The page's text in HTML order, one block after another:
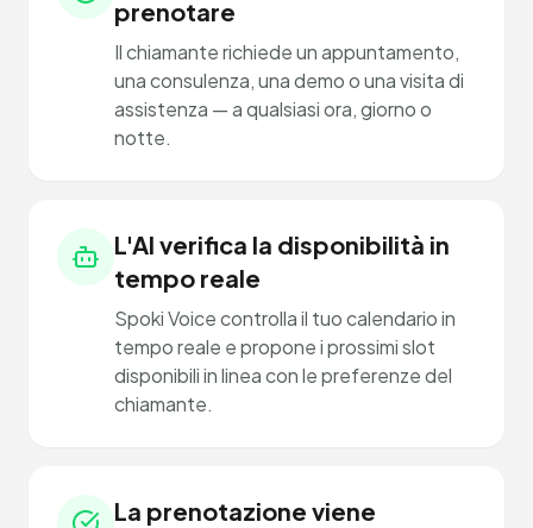
prenotare
Il chiamante richiede un appuntamento,
una consulenza, una demo o una visita di
assistenza — a qualsiasi ora, giorno o
notte.
L'AI verifica la disponibilità in
tempo reale
Spoki Voice controlla il tuo calendario in
tempo reale e propone i prossimi slot
disponibili in linea con le preferenze del
chiamante.
La prenotazione viene